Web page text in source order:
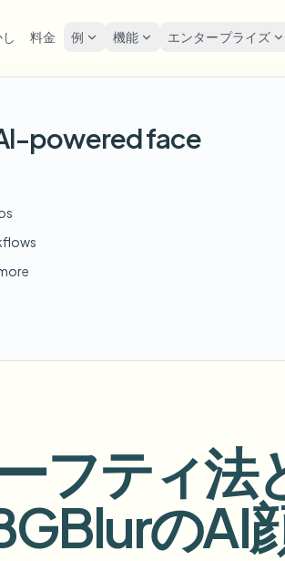
料金 例 機能 エンタープライズ
ナンバープレートを
ぼかす
FAST
顔をぼかす
Frame-by-frame tracking
写
Blur
ボ
AI
ビデオインテリジェンス
Ask questions and get AI summaries
一括
大量バ
一括
フリー
高スル
企業ゾ
い。
エコシステム
ビデオインテリジェ
動画を検索・理解する
Free
Browse
Explore
ぼかす
by-frame face tracking
& street footage
powered face
フティ法
のAI